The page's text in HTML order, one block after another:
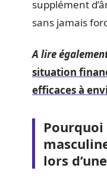
supplément
sans jamais
A lire
situation
efficaces à
Pourquoi
lors